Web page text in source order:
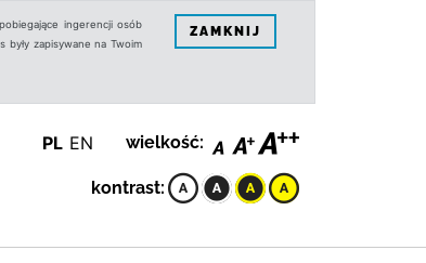
ingerencji osób
zapisywane na Twoim
ZAMKNIJ
PL EN wielkość:
kontrast: